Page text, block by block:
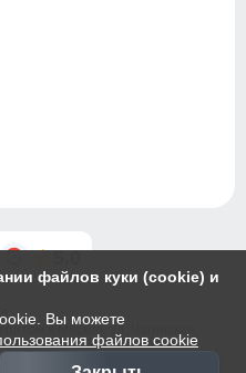
файлов куки (cookie) и
Вы можете
файлов cookie
5.0
в Москве, ул. Чагинская,
Политика Cookie